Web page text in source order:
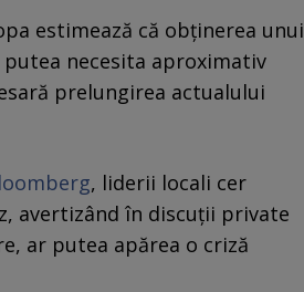
estimează că obținerea unui
necesita aproximativ
prelungirea actualului
, liderii locali cer
avertizând în discuții private
ar putea apărea o criză